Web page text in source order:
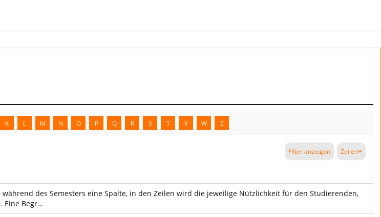
K L M N O P Q R S T V W Z
Filter anzeigen Zeilen
des Semesters eine Spalte, in den Zeilen wird die jeweilige Nützlichkeit für den Studierenden,
Eine Begr…